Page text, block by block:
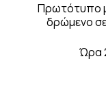
Πρωτότυπο
δρώμενο
Ώρα